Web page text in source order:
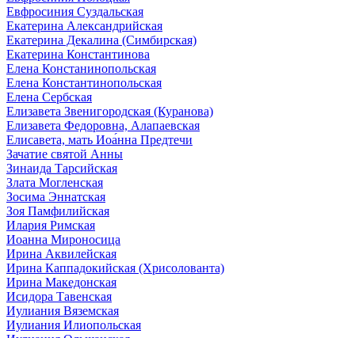
Евфросиния Суздальская
Екатерина Александрийская
Екатерина Декалина (Симбирская)
Екатерина Константинова
Елена Констанинопольская
Елена Константинопольская
Елена Сербская
Елизавета Звенигородская (Куранова)
Елизавета Федоровна, Алапаевская
Елисавета, мать Иоа́нна Предтечи
Зачатие святой Анны
Зинаида Тарсийская
Злата Могленская
Зосима Эннатская
Зоя Памфилийская
Илария Римская
Иоанна Мироносица
Ирина Аквилейская
Ирина Каппадокийская (Хрисолованта)
Ирина Македонская
Исидора Тавенская
Иулиания Вяземская
Иулиания Илиопольская